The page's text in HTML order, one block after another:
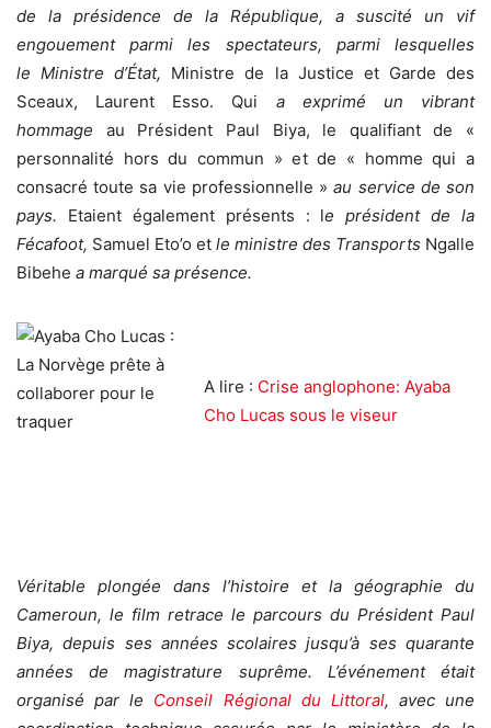
de la présidence de la République, a suscité un vif
engouement parmi les spectateurs, parmi lesquelles
leMinistre d’État, Ministre de la Justice et Garde des
Sceaux, Laurent Esso. Qui a exprimé un vibrant
hommage
au Président Paul Biya, le qualifiant de «
personnalité hors du commun » et de « homme qui a
consacré toute sa vie professionnelle »au service de son
pays. Etaient également présents : le président de la
Fécafoot, Samuel Eto’o et le ministre des Transports Ngalle
Bibehe a marqué sa présence.
A lire : Crise anglophone: Ayaba
Cho Lucas sous le viseur
Véritable plongée dans l’histoire et la géographie du
Cameroun, le film retrace le parcours du Président Paul
Biya, depuis ses années scolaires jusqu’à ses quarante
années de magistrature suprême. L’événement était
organisé par le Conseil Régional du Littoral, avec une